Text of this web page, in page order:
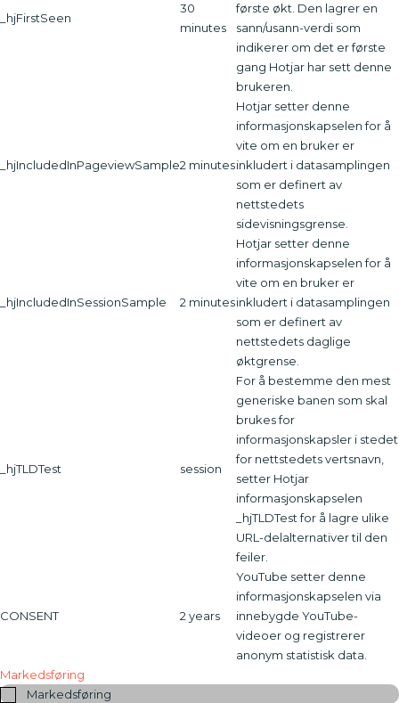
_hjFirstSeen
30
minutes
første økt. Den lagrer en
sann/usann-verdi som
indikerer om det er første
gang Hotjar har sett denne
brukeren.
_hjIncludedInPageviewSample2 minutes
Hotjar setter denne
informasjonskapselen for å
vite om en bruker er
inkludert i datasamplingen
som er definert av
nettstedets
sidevisningsgrense.
_hjIncludedInSessionSample 2 minutes
Hotjar setter denne
informasjonskapselen for å
vite om en bruker er
inkludert i datasamplingen
som er definert av
nettstedets daglige
øktgrense.
_hjTLDTest session
For å bestemme den mest
generiske banen som skal
brukes for
informasjonskapsler i stedet
for nettstedets vertsnavn,
setter Hotjar
informasjonskapselen
_hjTLDTest for å lagre ulike
URL-delalternativer til den
feiler.
CONSENT 2 years
YouTube setter denne
informasjonskapselen via
innebygde YouTube-
videoer og registrerer
anonym statistisk data.
Markedsføring
Markedsføring